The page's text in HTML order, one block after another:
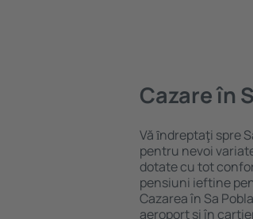
Cazare în
Vă ȋndreptaţi spre
pentru nevoi
dotate cu tot
pensiuni ieftine
Cazarea în Sa
aeroport și în